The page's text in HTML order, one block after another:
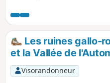
Compiègne et la Croix Saint-
séparé de Jaux par l'Oise.
la pente au bord
traverserez Varanval en
Jonquières pour redescendre
avec la commune de Venette
gauche.
Les ruines gallo-
et la Vallée de
Visorandonneur